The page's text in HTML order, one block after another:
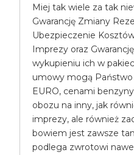
Miej tak wiele za tak
Gwarancję Zmiany
Ubezpieczenie
Imprezy oraz
wykupieniu ich w
umowy mogą
EURO, cenami
obozu na inny, jak
imprezy, ale również
bowiem jest zawsze
podlega zwrotowi